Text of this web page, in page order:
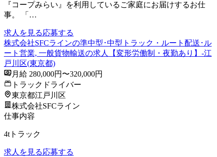
『コープみらい』を利用しているご家庭にお届けするお仕
事。 「…
求人を見る応募する
株式会社SFCラインの準中型･中型トラック・ルート配送･ル
ート営業, 一般貨物輸送の求人【変形労働制・夜勤あり】-江
戸川区(東京都)
月給 280,000円〜320,000円
トラックドライバー
東京都江戸川区
株式会社SFCライン
仕事内容
4tトラック
求人を見る応募する